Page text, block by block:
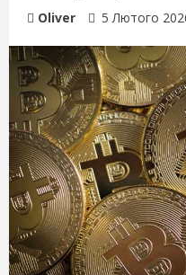
Oliver 5 Лютого